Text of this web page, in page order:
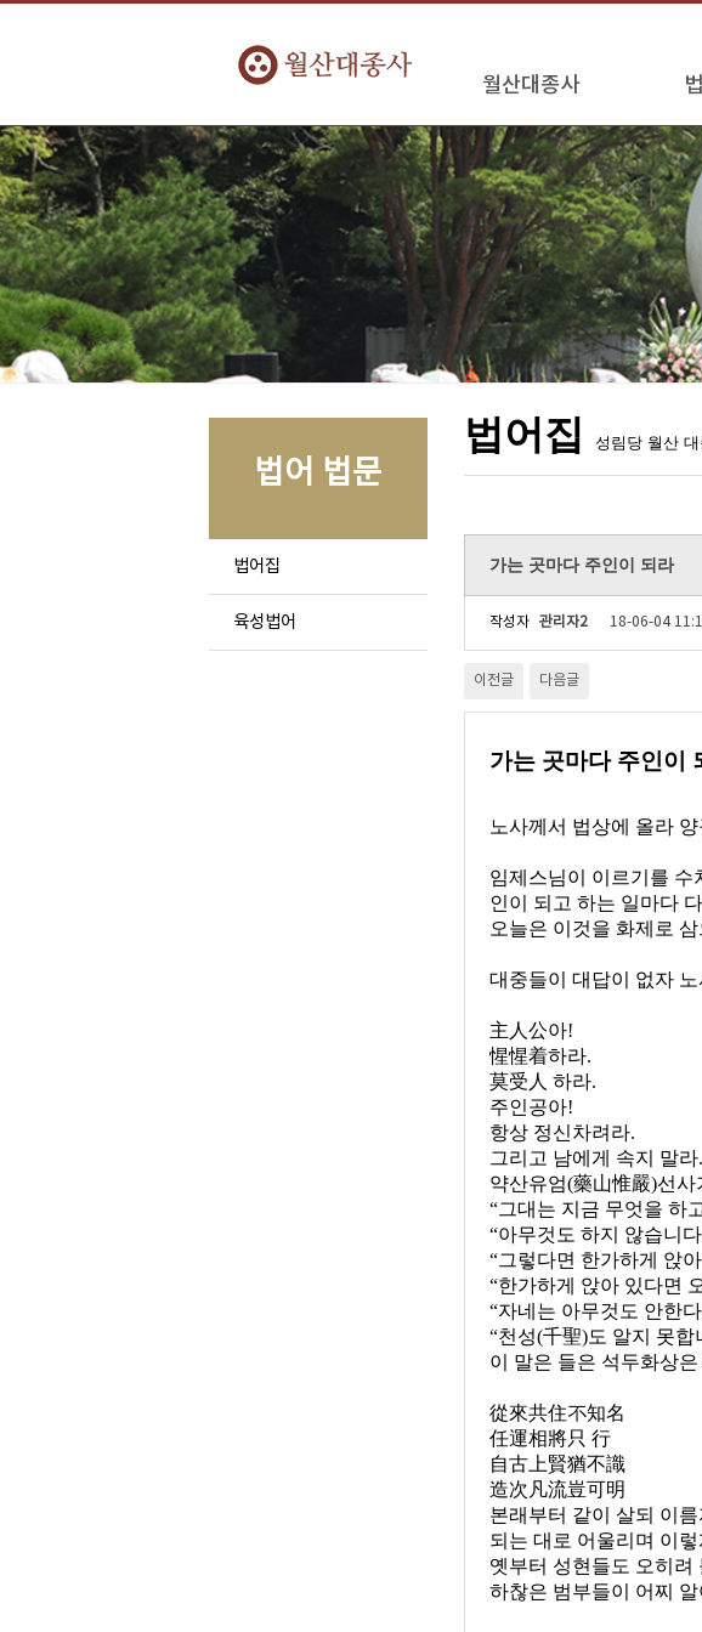
월산대종사
법어 법문
법어집
육성법어
법어집 성림당 월산
가는 곳마다 주인이 되라
작성자 관리자2 18-06-04
이전글 다음글
가는 곳마다 주인이
노사께서 법상에 올라
임제스님이 이르기를 수
인이 되고 하는 일마다
오늘은 이것을 화제로
대중들이 대답이 없자
主人公아!
惺惺着하라.
莫受人 하라.
주인공아!
항상 정신차려라.
그리고 남에게 속지 말라.
약산유엄(藥山惟嚴)선사
“그대는 지금 무엇을 하
“아무것도 하지 않습니다
“그렇다면 한가하게 앉
“한가하게 앉아 있다면
“자네는 아무것도 안한다
“천성(千聖)도 알지 못합
이 말은 들은 석두화상
從來共住不知名
任運相將只 行
自古上賢猶不識
造次凡流豈可明
본래부터 같이 살되 이
되는 대로 어울리며 이
옛부터 성현들도 오히려
하찮은 범부들이 어찌